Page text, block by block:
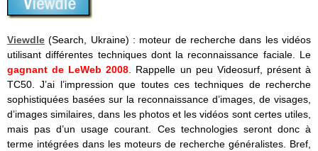
Viewdle (Search, Ukraine) : moteur de recherche dans les vidéos
utilisant différentes techniques dont la reconnaissance faciale. Le
gagnant de LeWeb 2008 . Rappelle un peu Videosurf, présent à
TC50. J’ai l’impression que toutes ces techniques de recherche
sophistiquées basées sur la reconnaissance d’images, de visages,
d’images similaires, dans les photos et les vidéos sont certes utiles,
mais pas d’un usage courant. Ces technologies seront donc à
terme intégrées dans les moteurs de recherche généralistes. Bref,